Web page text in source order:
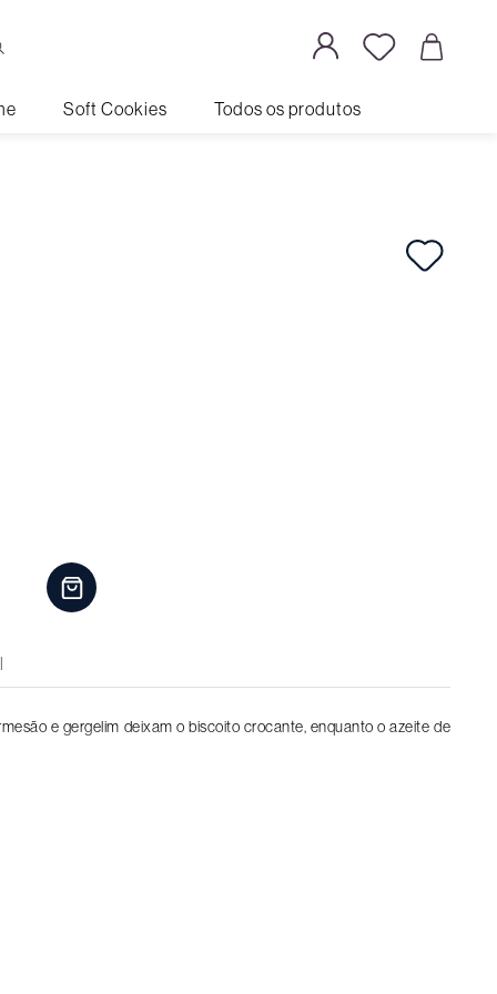
Soft Cookies Todos os produtos
e gergelim deixam o biscoito crocante, enquanto o azeite de